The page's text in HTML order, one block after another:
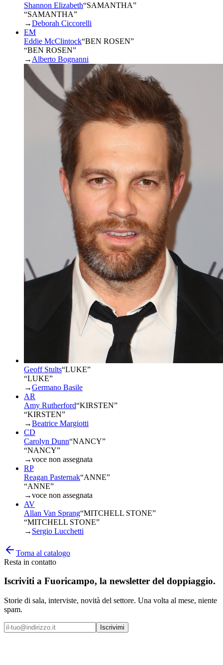
Shannon Elizabeth“SAMANTHA”
“SAMANTHA”
→Deborah Ciccorelli
EM
Eddie McClintock“BEN ROSEN”
“BEN ROSEN”
→ Alberto Bognanni
Geoff Stults“LUKE”
“LUKE”
→Germano Basile
AR
Amy Rutherford“KIRSTEN”
“KIRSTEN”
→Beatrice Margiotti
CD
Carolyn Dunn“NANCY”
“NANCY”
→voce non assegnata
RP
Reagan Pasternak“ANNE”
“ANNE”
→voce non assegnata
AV
Allan Van Sprang“MITCHELL STONE”
“MITCHELL STONE”
→ Sergio Lucchetti
Torna al catalogo
Resta in contatto
Iscriviti a Fuoricampo, la newsletter del doppiaggio.
Storie di sala, interviste, novità del settore. Una volta al mese, niente
spam.
Iscrivimi